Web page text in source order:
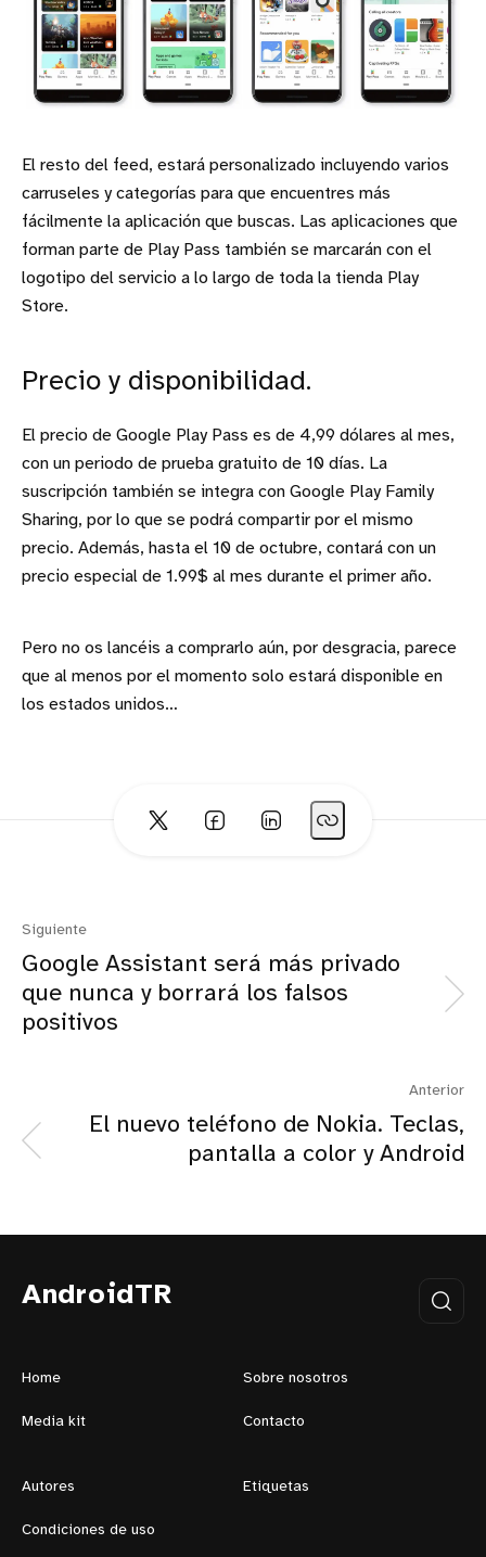
El resto del feed, estará personalizado incluyendo varios
carruseles y categorías para que encuentres más
fácilmente la aplicación que buscas. Las aplicaciones que
forman parte de Play Pass también se marcarán con el
logotipo del servicio a lo largo de toda la tienda Play
Store.
Precio y disponibilidad.
El precio de Google Play Pass es de 4,99 dólares al mes,
con un periodo de prueba gratuito de 10 días. La
suscripción también se integra con Google Play Family
Sharing, por lo que se podrá compartir por el mismo
precio. Además, hasta el 10 de octubre, contará con un
precio especial de 1.99$ al mes durante el primer año.
Pero no os lancéis a comprarlo aún, por desgracia, parece
que al menos por el momento solo estará disponible en
los estados unidos…
Siguiente
Google Assistant será más privado
que nunca y borrará los falsos
positivos
Anterior
El nuevo teléfono de Nokia. Teclas,
pantalla a color y Android
AndroidTR
Home Sobre nosotros
Media kit Contacto
Autores Etiquetas
Condiciones de uso